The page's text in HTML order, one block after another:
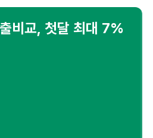
비교, 첫달 최대 7%